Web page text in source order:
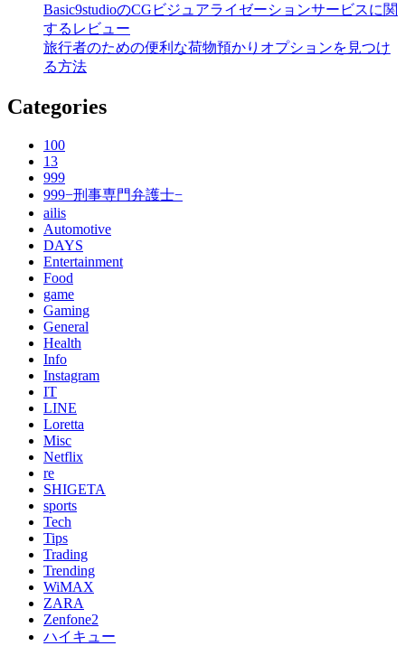
Basic9studioのCGビジュアライゼーションサービスに関
するレビュー
旅行者のための便利な荷物預かりオプションを見つけ
る方法
Categories
100
13
999
999−刑事専門弁護士−
ailis
Automotive
DAYS
Entertainment
Food
game
Gaming
General
Health
Info
Instagram
IT
LINE
Loretta
Misc
Netflix
re
SHIGETA
sports
Tech
Tips
Trading
Trending
WiMAX
ZARA
Zenfone2
ハイキュー